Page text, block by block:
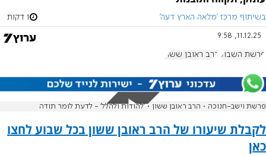
בשיתוף מרכז 'מלאה הארץ דעה' 1 דקות
11.12.25, 9:58
פרשת השבוע הרב ראובן ששון
פרשת וישב-חנוכה • הרב ראובן ששון • 'להודות ולהלל' - לדעת לומר תודה
לקבלת שיעורו של הרב ראובן ששון בכל שבוע לחצו
כאן